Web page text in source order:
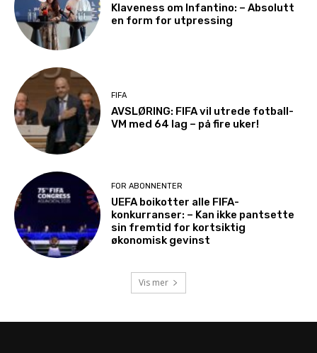
Klaveness om Infantino: – Absolutt
en form for utpressing
FIFA
AVSLØRING: FIFA vil utrede fotball-
VM med 64 lag – på fire uker!
FOR ABONNENTER
UEFA boikotter alle FIFA-
konkurranser: – Kan ikke pantsette
sin fremtid for kortsiktig
økonomisk gevinst
Vis mer